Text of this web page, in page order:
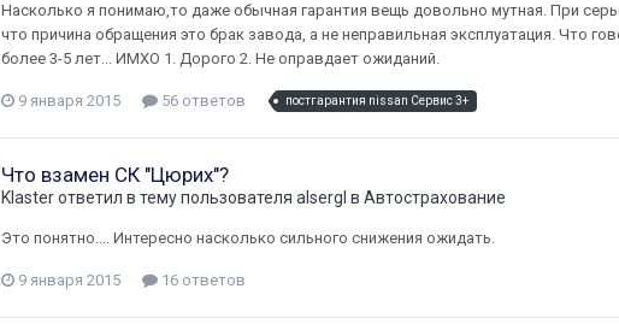
Насколько я понимаю,то даже обычная гарантия вещь довольно мутная. При
что причина обращения это брак завода, а не неправильная эксплуатация. Что
более 3-5 лет... ИМХО 1. Дорого 2. Не оправдает ожиданий.
9 января 2015 56 ответов постгарантия nissan Сервис 3+
Что взамен СК "Цюрих"?
Klasterответил в тему пользователя alsergl в Автострахование
Это понятно.... Интересно насколько сильного снижения ожидать.
9 января 2015 16 ответов